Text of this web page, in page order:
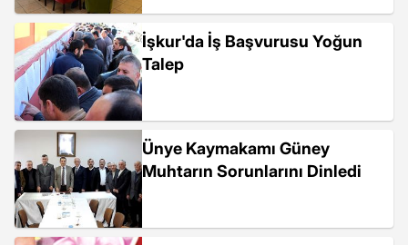
İşkur'da İş Başvurusu Yoğun
Talep
Ünye Kaymakamı Güney
Muhtarın Sorunlarını Dinledi